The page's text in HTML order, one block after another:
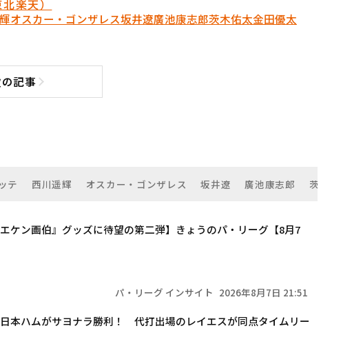
楽天）
オスカー・ゴンザレス坂井遼廣池康志郎茨木佑太金田優太
記事
次の記事へ
テ 西川遥輝 オスカー・ゴンザレス 坂井遼 廣池康志郎 茨木佑太
エケン画伯』グッズに待望の第二弾】きょうのパ・リーグ【8月7
パ・リーグ インサイト 2026年8月7日 21:51
本ハムがサヨナラ勝利！ 代打出場のレイエスが同点タイムリー